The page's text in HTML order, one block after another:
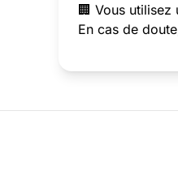
🏢 Vous
En cas de